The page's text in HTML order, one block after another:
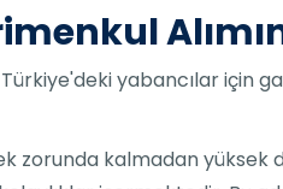
yabancılar için
zorunda kalmadan